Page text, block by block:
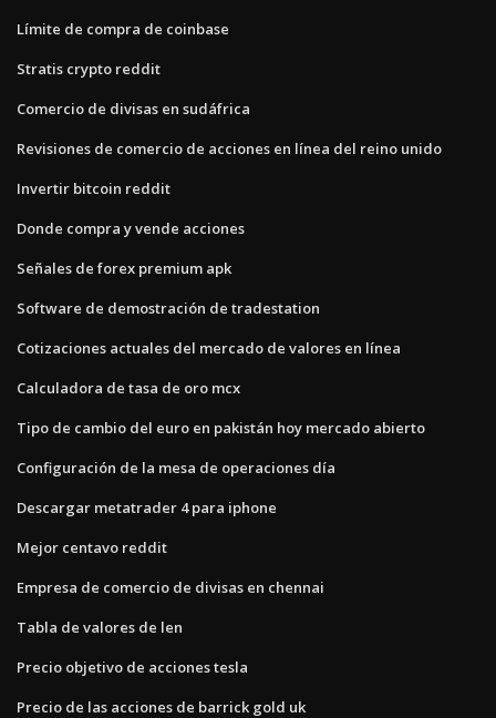
Límite de compra de coinbase
Stratis crypto reddit
Comercio de divisas en sudáfrica
Revisiones de comercio de acciones en línea del reino unido
Invertir bitcoin reddit
Donde compra y vende acciones
Señales de forex premium apk
Software de demostración de tradestation
Cotizaciones actuales del mercado de valores en línea
Calculadora de tasa de oro mcx
Tipo de cambio del euro en pakistán hoy mercado abierto
Configuración de la mesa de operaciones día
Descargar metatrader 4 para iphone
Mejor centavo reddit
Empresa de comercio de divisas en chennai
Tabla de valores de len
Precio objetivo de acciones tesla
Precio de las acciones de barrick gold uk